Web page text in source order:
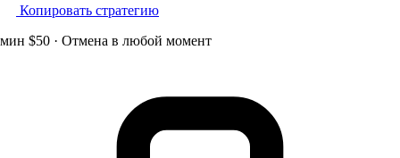
Копировать стратегию
мин $50 · Отмена в любой момент